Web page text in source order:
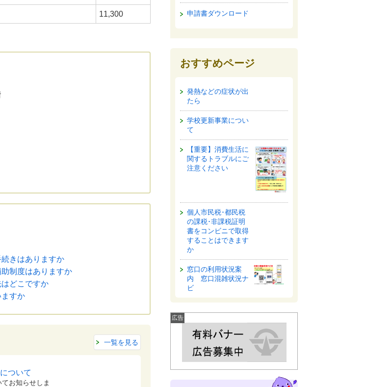
11,300
きはありますか
制度はありますか
どこですか
すか
一覧を見る
ついて
お知らせしま
申請書ダウンロード
おすすめページ
発熱などの症状が出
たら
学校更新事業につい
て
【重要】消費生活に
関するトラブルにご
注意ください
個人市民税･都民税
の課税･非課税証明
書をコンビニで取得
することはできます
か
窓口の利用状況案
内 窓口混雑状況ナ
ビ
広告